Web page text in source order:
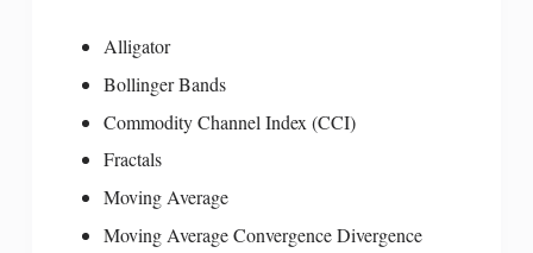
Alligator
Bollinger Bands
Commodity Channel Index (CCI)
Fractals
Moving Average
Moving Average Convergence Divergence